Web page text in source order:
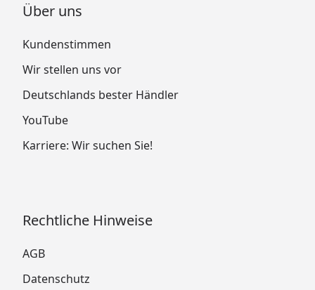
Über uns
Kundenstimmen
Wir stellen uns vor
Deutschlands bester Händler
YouTube
Karriere: Wir suchen Sie!
Rechtliche Hinweise
AGB
Datenschutz